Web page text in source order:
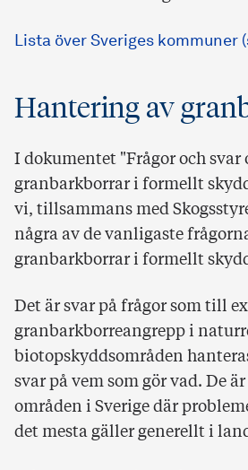
Lista över Sveriges kommuner
Hantering av
I dokumentet "Frågor och svar
granbarkborrar i formellt
vi, tillsammans med
några av de vanligaste
granbarkborrar i formellt
Det är svar på frågor som till
granbarkborreangrepp i
biotopskyddsområden
svar på vem som gör vad. De
områden i Sverige där
det mesta gäller generellt i